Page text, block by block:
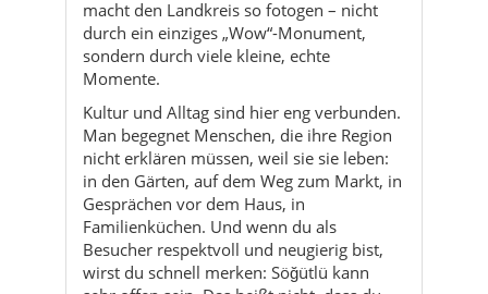
Man begegnet Menschen, die ihre Region
nicht erklären müssen, weil sie sie leben:
in den Gärten, auf dem Weg zum Markt, in
Gesprächen vor dem Haus, in
Familienküchen. Und wenn du als
Besucher respektvoll und neugierig bist,
wirst du schnell merken: Söğütlü kann
sehr offen sein. Das heißt nicht, dass du
überall hineingezogen wirst – eher, dass
du nicht draußen bleiben musst. Du darfst
Teil des Moments sein, ohne dich
aufzudrängen.